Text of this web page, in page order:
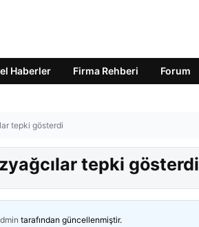
Haberler Firma Rehberi Forum
tepki gösterdi
tepki gösterdi
tarafından güncellenmiştir.